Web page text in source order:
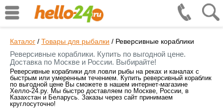
Каталог / Товары для рыбалки / Реверсивные кораблики
Реверсивные кораблики. Купить по выгодной цене.
Доставка по Москве и России. Выбирайте!
Реверсивные кораблики для ловли рыбы на реках и каналах с
быстрым или умеренным течением. Купить реверсивный кораблик
по выгодной цене Вы сможете в нашем интернет-магазине
Хелло-24.ру. Мы быстро доставляем по Москве, России, в
Казахстан и Беларусь. Заказы через сайт принимаем
круглосуточно!